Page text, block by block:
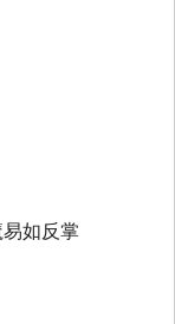
如反掌